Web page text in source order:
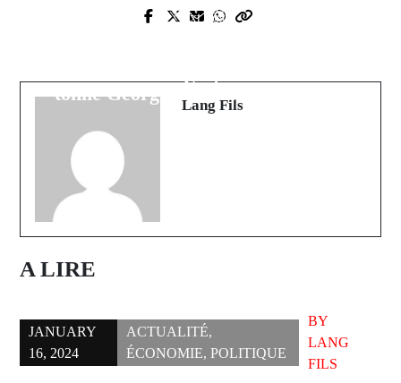
Prev Post
Vert
Next Post
tonne George Weah contre la CAF
Lang Fils
A LIRE
JANUARY
16, 2024
ACTUALITÉ,
ÉCONOMIE, POLITIQUE
BY
LANG
FILS